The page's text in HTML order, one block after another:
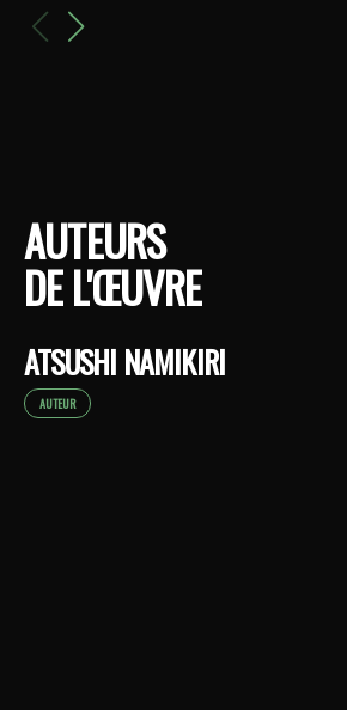
AUTEURS
DE L'ŒUVRE
ATSUSHI NAMIKIRI
AUTEUR